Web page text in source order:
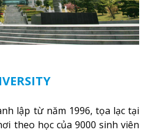
lập từ năm 1996, tọa lạc tại
theo học của 9000 sinh viên